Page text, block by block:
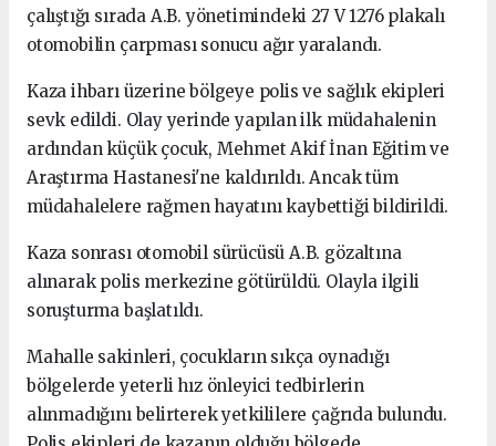
çalıştığı sırada A.B. yönetimindeki 27 V 1276 plakalı
otomobilin çarpması sonucu ağır yaralandı.
Kaza ihbarı üzerine bölgeye polis ve sağlık ekipleri
sevk edildi. Olay yerinde yapılan ilk müdahalenin
ardından küçük çocuk, Mehmet Akif İnan Eğitim ve
Araştırma Hastanesi'ne kaldırıldı. Ancak tüm
müdahalelere rağmen hayatını kaybettiği bildirildi.
Kaza sonrası otomobil sürücüsü A.B. gözaltına
alınarak polis merkezine götürüldü. Olayla ilgili
soruşturma başlatıldı.
Mahalle sakinleri, çocukların sıkça oynadığı
bölgelerde yeterli hız önleyici tedbirlerin
alınmadığını belirterek yetkililere çağrıda bulundu.